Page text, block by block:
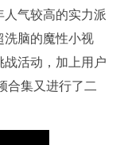
气较高的实力派
洗脑的魔性小视
活动，加上用户
合集又进行了二